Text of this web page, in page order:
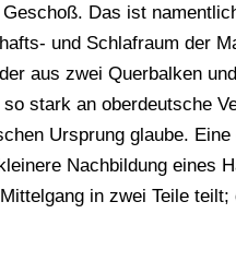
Das ist
und Schlafraum der
aus zwei Querbalken
stark an oberdeutsche
Ursprung glaube.
Nachbildung eines
in zwei Teile